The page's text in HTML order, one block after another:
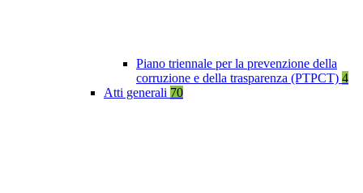
Piano triennale per la prevenzione della
corruzione e della trasparenza (PTPCT) 4
Atti generali 70